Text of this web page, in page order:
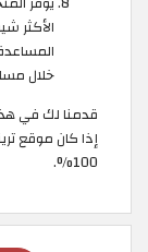
الأكثر
خلال
قدمنا لك في
إذا كان موقع
100%.